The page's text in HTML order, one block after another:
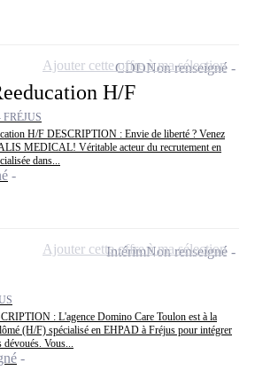
H/F
FRÉJUS
H/F DESCRIPTION : Envie de liberté ? Venez
MEDICAL! Véritable acteur du recrutement en
dans...
CDDNon renseigné
Ajouter cette offre à ma sélection
: L'agence Domino Care Toulon est à la
(H/F) spécialisé en EHPAD à Fréjus pour intégrer
dévoués. Vous...
IntérimNon renseigné
Ajouter cette offre à ma sélection